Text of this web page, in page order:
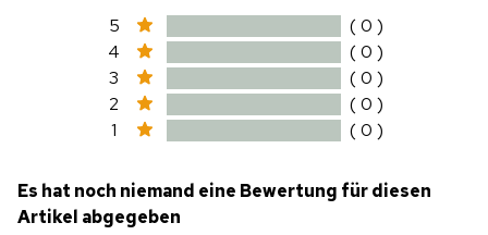
5
( 0 )
4
( 0 )
3
( 0 )
2
( 0 )
1
( 0 )
Es hat noch niemand eine Bewertung für diesen
Artikel abgegeben